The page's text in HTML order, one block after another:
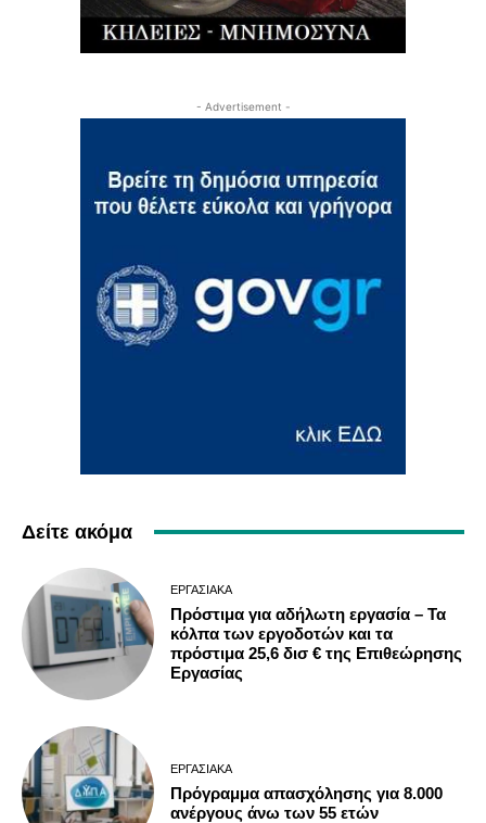
- Advertisement -
Δείτε ακόμα
ΕΡΓΑΣΙΑΚΆ
Πρόστιμα για αδήλωτη εργασία – Τα
κόλπα των εργοδοτών και τα
πρόστιμα 25,6 δισ € της Επιθεώρησης
Εργασίας
ΕΡΓΑΣΙΑΚΆ
Πρόγραμμα απασχόλησης για 8.000
ανέργους άνω των 55 ετών